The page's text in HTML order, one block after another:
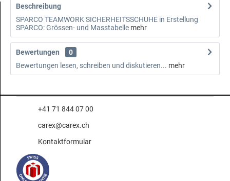
Beschreibung
SPARCO TEAMWORK SICHERHEITSSCHUHE in Erstellung
SPARCO: Grössen- und Masstabelle mehr
Bewertungen
0
Bewertungen lesen, schreiben und diskutieren... mehr
+41 71 844 07 00
carex@carex.ch
Kontaktformular